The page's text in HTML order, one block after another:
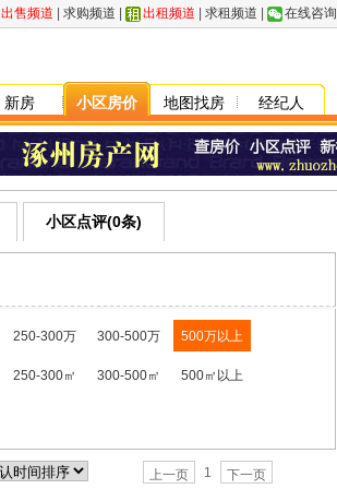
出售频道 求购频道 出租频道 求租频道 在线咨询
新房 小区房价 地图找房 经纪人
小区点评(0条)
250-300万 300-500万 500万以上
250-300㎡ 300-500㎡ 500㎡以上
上一页 1 下一页